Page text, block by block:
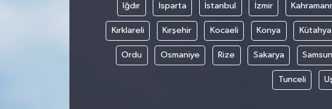
Iğdır Isparta İstanbul İzmir
Kırklareli Kırşehir Kocaeli Konya Kütahya
Ordu Osmaniye Rize Sakarya Samsun
Tunceli